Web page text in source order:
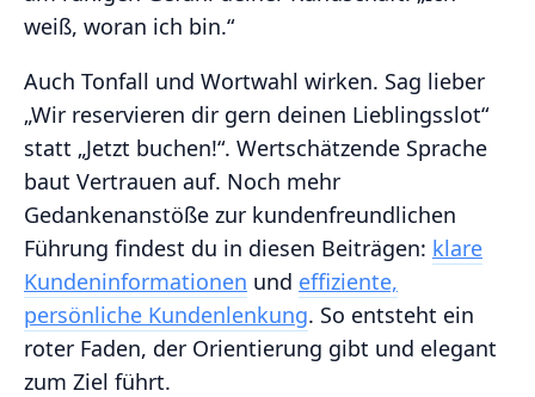
weiß, woran ich bin.“
Auch Tonfall und Wortwahl wirken. Sag lieber
„Wir reservieren dir gern deinen Lieblingsslot“
statt „Jetzt buchen!“. Wertschätzende Sprache
baut Vertrauen auf. Noch mehr
Gedankenanstöße zur kundenfreundlichen
Führung findest du in diesen Beiträgen: klare
Kundeninformationen und effiziente,
persönliche Kundenlenkung. So entsteht ein
roter Faden, der Orientierung gibt und elegant
zum Ziel führt.